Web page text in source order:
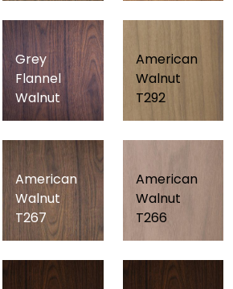
Grey
Flannel
Walnut
American
Walnut
T292
American
Walnut
T267
American
Walnut
T266